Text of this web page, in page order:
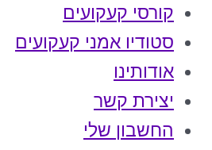
קורסי קעקועים
סטודיו אמני קעקועים
אודותינו
יצירת קשר
החשבון שלי